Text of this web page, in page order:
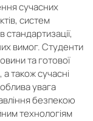
сучасних
систем
вимог. Студенти
та готової
а також сучасні
увага
безпекою
технологіям